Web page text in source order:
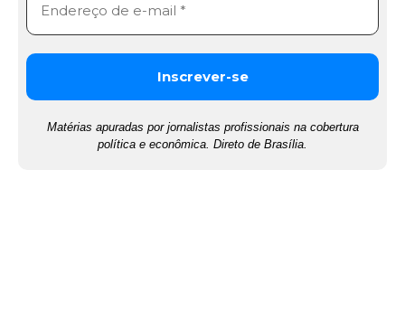
Matérias apuradas por jornalistas profissionais na cobertura
política e econômica. Direto de Brasília.